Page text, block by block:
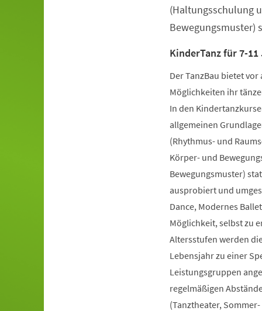
(Haltungsschulung
Bewegungsmuster)
KinderTanz für 7-
Der TanzBau bietet
Möglichkeiten ihr
In den
allgemeinen
(Rhythmus- und
Körper- und
Bewegungsmuster)
ausprobiert und
Dance, Modernes
Möglichkeit, selbst zu
Altersstufen werden
Lebensjahr zu einer
Leistungsgruppen
regelmäßigen
(Tanztheater,